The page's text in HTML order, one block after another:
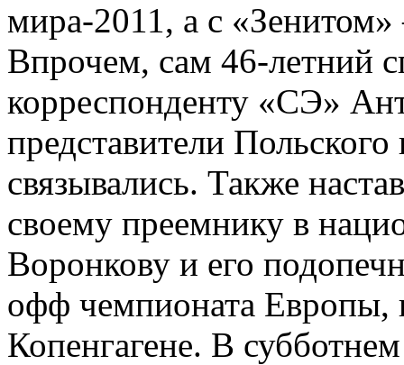
мира-2011, а с
Впрочем, сам 46-летний
корреспонденту «СЭ»
представители
связывались. Также
своему преемнику в
Воронкову и его
офф чемпионата Европы,
Копенгагене. В